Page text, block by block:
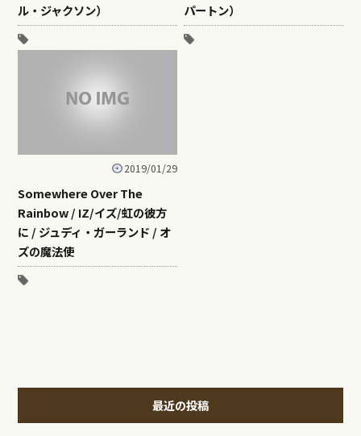
ル・ジャクソン）
パートン）
2019/01/29
Somewhere Over The
Rainbow / IZ/イズ/虹の彼方
に / ジュディ・ガーランド / オ
ズの魔法使
最近の投稿